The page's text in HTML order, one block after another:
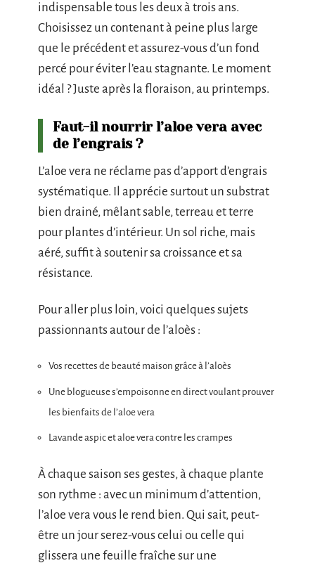
indispensable tous les deux à trois ans.
Choisissez un contenant à peine plus large
que le précédent et assurez-vous d’un fond
percé pour éviter l’eau stagnante. Le moment
idéal ? Juste après la floraison, au printemps.
Faut-il nourrir l’aloe vera avec
de l’engrais ?
L’aloe vera ne réclame pas d’apport d’engrais
systématique. Il apprécie surtout un substrat
bien drainé, mêlant sable, terreau et terre
pour plantes d’intérieur. Un sol riche, mais
aéré, suffit à soutenir sa croissance et sa
résistance.
Pour aller plus loin, voici quelques sujets
passionnants autour de l’aloès :
Vos recettes de beauté maison grâce à l’aloès
Une blogueuse s’empoisonne en direct voulant prouver
les bienfaits de l’aloe vera
Lavande aspic et aloe vera contre les crampes
À chaque saison ses gestes, à chaque plante
son rythme : avec un minimum d’attention,
l’aloe vera vous le rend bien. Qui sait, peut-
être un jour serez-vous celui ou celle qui
glissera une feuille fraîche sur une